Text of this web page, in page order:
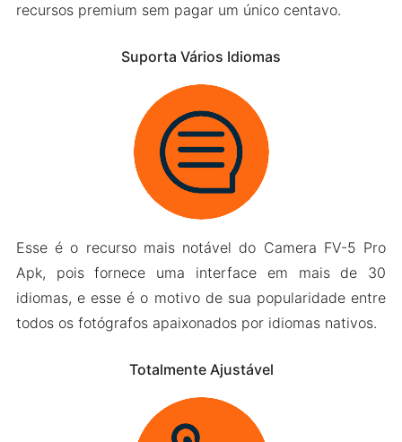
recursos premium sem pagar um único centavo.
Suporta Vários Idiomas
Esse é o recurso mais notável do Camera FV-5 Pro
Apk, pois fornece uma interface em mais de 30
idiomas, e esse é o motivo de sua popularidade entre
todos os fotógrafos apaixonados por idiomas nativos.
Totalmente Ajustável